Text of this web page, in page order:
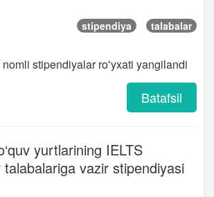
stipendiya talabalar
stipendiyalar roʻyxati yangilandi
Batafsil
yurtlarining IELTS
vazir stipendiyasi